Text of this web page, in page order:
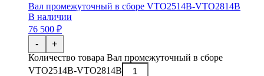
Вал промежуточный в сборе VTO2514B-VTO2814B
В наличии
76 500 ₽
-
Количество товара Вал промежуточный в сборе
VTO2514B-VTO2814B
+